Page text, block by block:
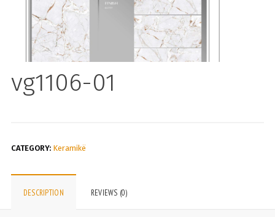
vg1106-01
CATEGORY: Keramikë
DESCRIPTION REVIEWS (0)